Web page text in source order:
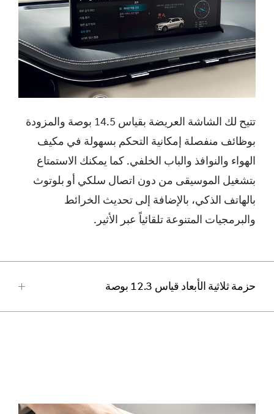
تتيح لك الشاشة العريضة بقياس 14.5 بوصة والمزودة
بوظائف منفصلة إمكانية التحكم بسهولة في مكيف
الهواء والنوافذ والباب الخلفي. كما يمكنك الاستمتاع
بتشغيل الموسيقى من دون اتصال سلكي أو بلوتوث
بالهاتف الذكي، بالإضافة إلى تحديث الخرائط
والبرمجيات المتنوعة تلقائياً عبر الأثير.
حزمة ثلاثية الأبعاد قياس 12.3 بوصة